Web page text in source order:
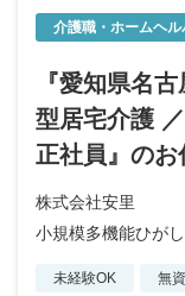
介護職・ホームヘル
『愛知県名
型居宅介護
正社員』のお
株式会社安里
小規模多機能ひが
未経験OK 無